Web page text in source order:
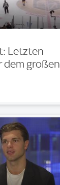
Letzten
dem großen